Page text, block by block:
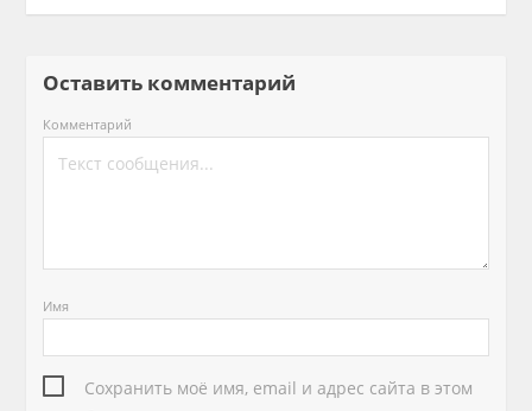
Оставить комментарий
Комментарий
Имя
Сохранить моё имя, email и адрес сайта в этом